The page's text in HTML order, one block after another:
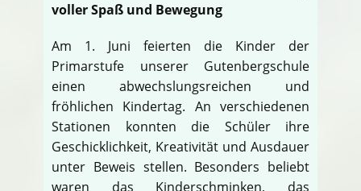
voller Spaß und Bewegung
Am 1. Juni feierten die Kinder der
Primarstufe unserer Gutenbergschule
einen abwechslungsreichen und
fröhlichen Kindertag. An verschiedenen
Stationen konnten die Schüler ihre
Geschicklichkeit, Kreativität und Ausdauer
unter Beweis stellen. Besonders beliebt
waren das Kinderschminken, das